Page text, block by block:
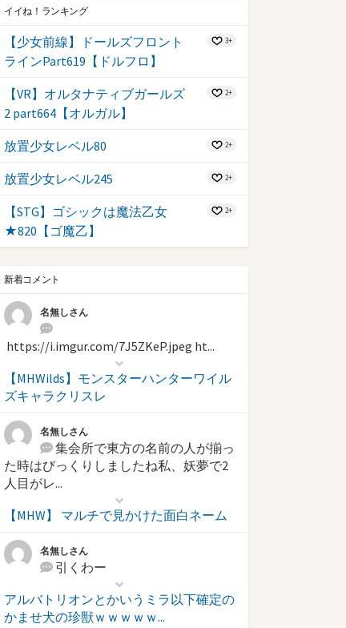
イイね！ランキング
【少女前線】ドールズフロント
ラインPart619【ドルフロ】
3+
【VR】オルタナティブガールズ
2 part664【オルガル】
2+
放置少女レベル80 2+
放置少女レベル245 2+
【STG】ゴシックは魔法乙女
★820【ゴ魔乙】
2+
新着コメント
名無しさん
https://i.imgur.com/7J5ZKeP.jpeg ht...
【MHWilds】モンスターハンターワイル
ズキャラクリスレ
名無しさん
集会所で東方の名前の人が揃っ
た時はびっくりしましたね私、妖夢で2
人目がレ...
【MHW】 マルチで見かけた面白ネーム
名無しさん
引くわー
アルバトリオンとかいうミラ以下確定の
かませ犬の珍獣ｗｗｗｗｗ...